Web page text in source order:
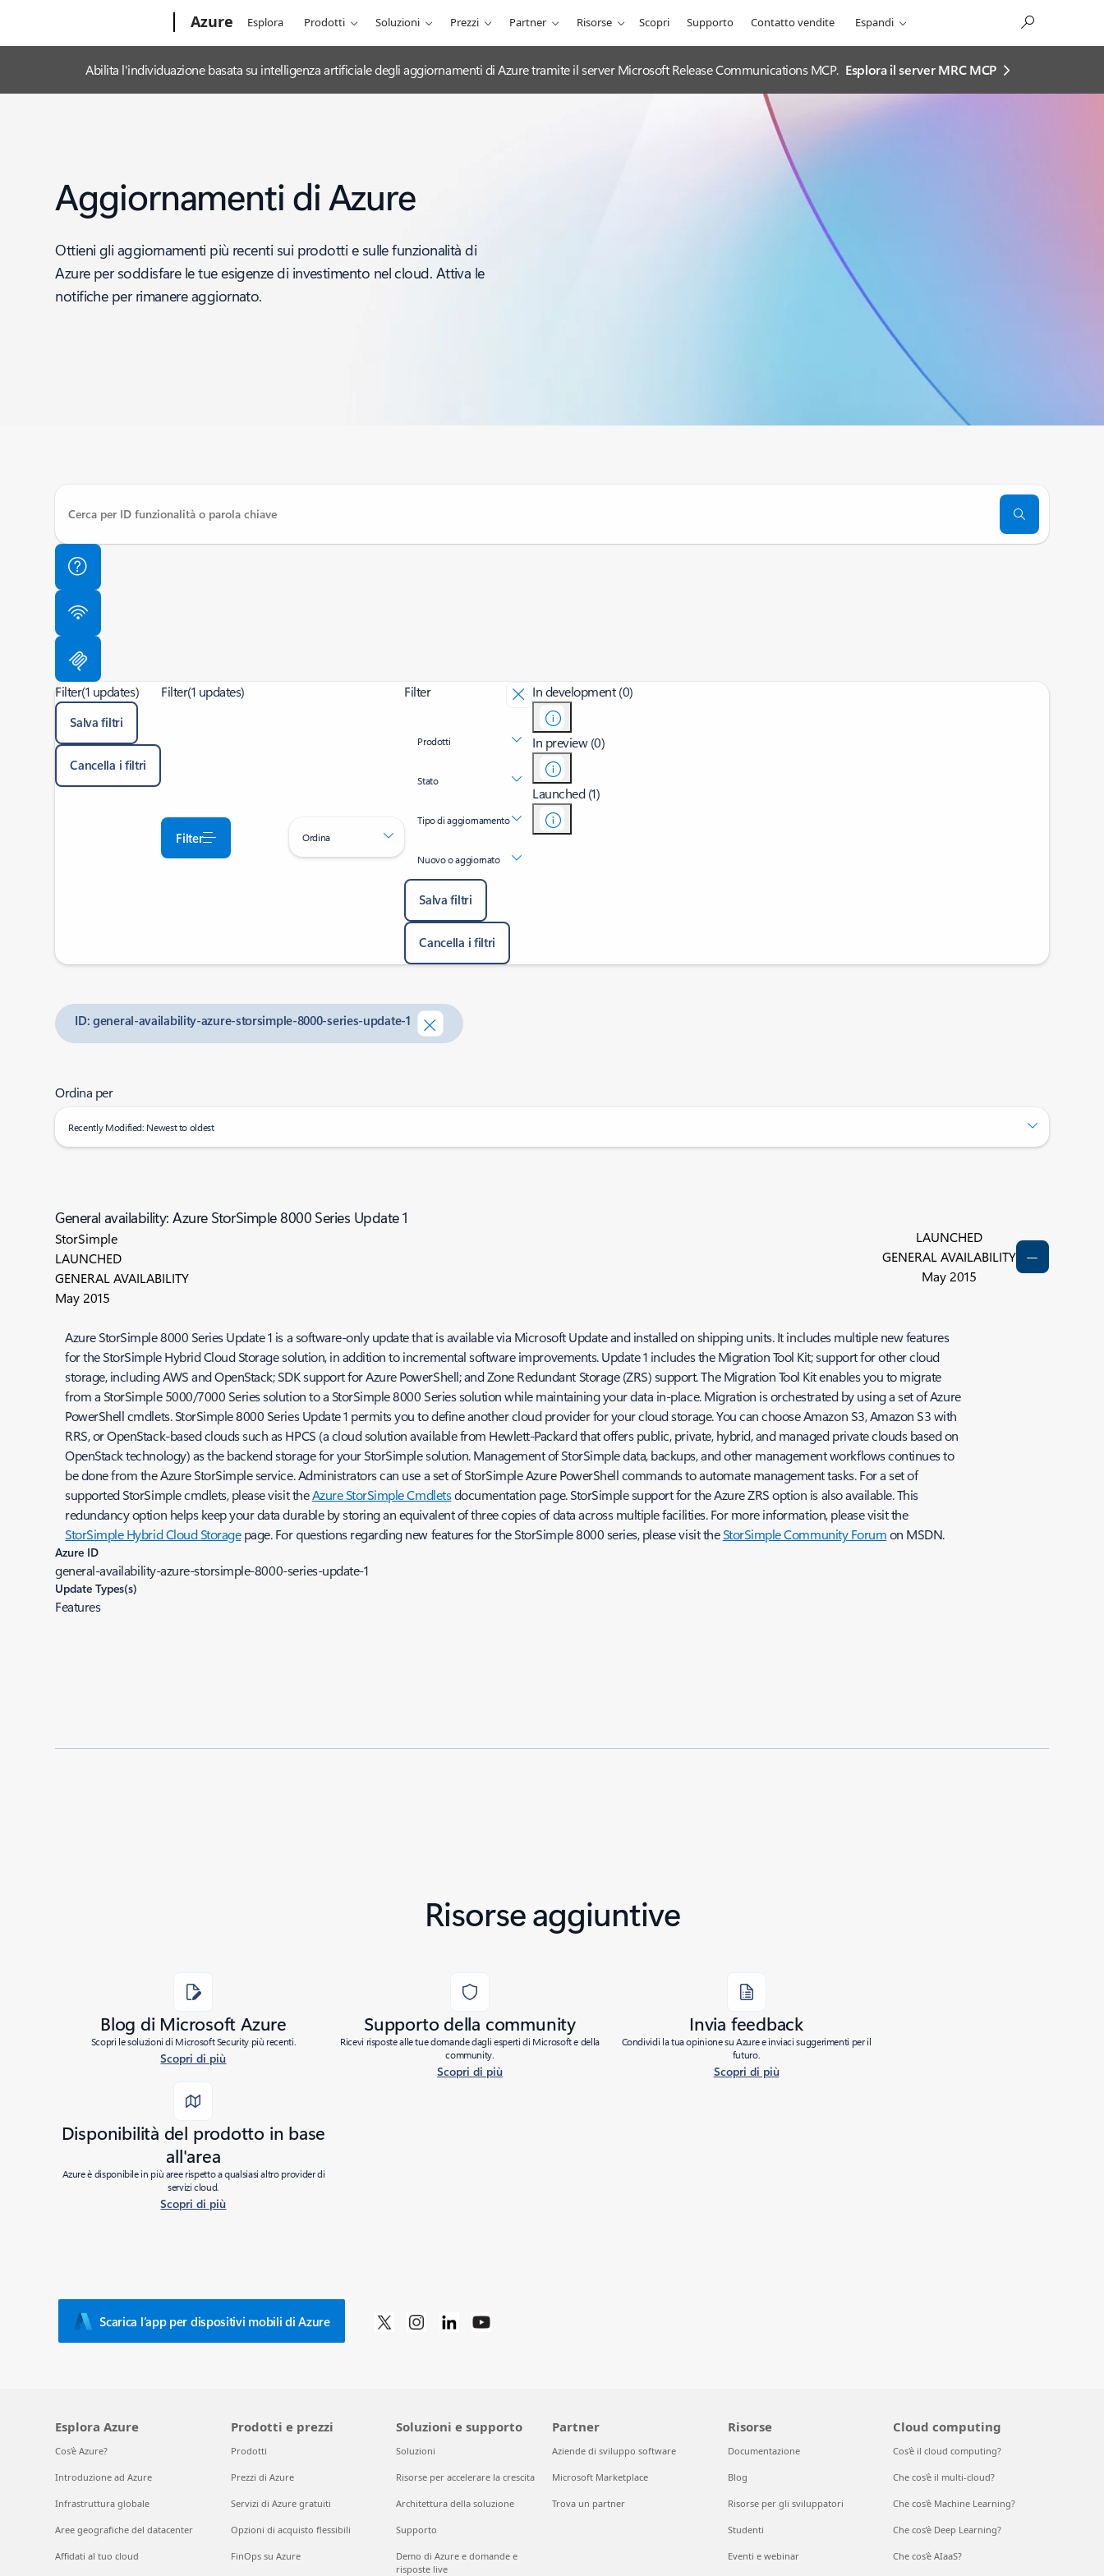
Azure Esplora Prodotti Soluzioni Prezzi Partner Risorse Scopri Supporto Contatto vendite Espandi
Abilita l'individuazione basata su intelligenza artificiale degli aggiornamenti di Azure tramite il server Microsoft Release Communications MCP. Esplora il server MRC MCP
Aggiornamenti di Azure
Ottieni gli aggiornamenti più recenti sui prodotti e sulle funzionalità di
Azure per soddisfare le tue esigenze di investimento nel cloud. Attiva le
notifiche per rimanere aggiornato.
Filter(1 updates)
Salva filtri
Cancella i filtri
Filter(1 updates)
Filter Ordina
Filter
Prodotti
Stato
Tipo di aggiornamento
Nuovo o aggiornato
Salva filtri
Cancella i filtri
In development (0)
In preview (0)
Launched (1)
ID: general-availability-azure-storsimple-8000-series-update-1
Ordina per
Recently Modified: Newest to oldest
General availability: Azure StorSimple 8000 Series Update 1
StorSimple
LAUNCHED
GENERAL AVAILABILITY
May 2015
LAUNCHED
GENERAL AVAILABILITY
May 2015
Azure StorSimple 8000 Series Update 1 is a software-only update that is available via Microsoft Update and installed on shipping units. It includes multiple new features
for the StorSimple Hybrid Cloud Storage solution, in addition to incremental software improvements. Update 1 includes the Migration Tool Kit; support for other cloud
storage, including AWS and OpenStack; SDK support for Azure PowerShell; and Zone Redundant Storage (ZRS) support. The Migration Tool Kit enables you to migrate
from a StorSimple 5000/7000 Series solution to a StorSimple 8000 Series solution while maintaining your data in-place. Migration is orchestrated by using a set of Azure
PowerShell cmdlets. StorSimple 8000 Series Update 1 permits you to define another cloud provider for your cloud storage. You can choose Amazon S3, Amazon S3 with
RRS, or OpenStack-based clouds such as HPCS (a cloud solution available from Hewlett-Packard that offers public, private, hybrid, and managed private clouds based on
OpenStack technology) as the backend storage for your StorSimple solution. Management of StorSimple data, backups, and other management workflows continues to
be done from the Azure StorSimple service. Administrators can use a set of StorSimple Azure PowerShell commands to automate management tasks. For a set of
supported StorSimple cmdlets, please visit theAzure StorSimple Cmdletsdocumentation page. StorSimple support for the Azure ZRS option is also available. This
redundancy option helps keep your data durable by storing an equivalent of three copies of data across multiple facilities. For more information, please visit the
StorSimple Hybrid Cloud Storagepage. For questions regarding new features for the StorSimple 8000 series, please visit theStorSimple Community Forumon MSDN.
Azure ID
general-availability-azure-storsimple-8000-series-update-1
Update Types(s)
Features
Risorse aggiuntive
Blog di Microsoft Azure
Scopri le soluzioni di Microsoft Security più recenti.
Scopri di più
Supporto della community
Ricevi risposte alle tue domande dagli esperti di Microsoft e della
community.
Scopri di più
Invia feedback
Condividi la tua opinione su Azure e inviaci suggerimenti per il
futuro.
Scopri di più
Disponibilità del prodotto in base
all'area
Azure è disponibile in più aree rispetto a qualsiasi altro provider di
servizi cloud.
Scopri di più
Scarica l’app per dispositivi mobili di Azure
Esplora Azure
Cos'è Azure?
Introduzione ad Azure
Infrastruttura globale
Aree geografiche del datacenter
Affidati al tuo cloud
Prodotti e prezzi
Prodotti
Prezzi di Azure
Servizi di Azure gratuiti
Opzioni di acquisto flessibili
FinOps su Azure
Soluzioni e supporto
Soluzioni
Risorse per accelerare la crescita
Architettura della soluzione
Supporto
Demo di Azure e domande e
risposte live
Partner
Aziende di sviluppo software
Microsoft Marketplace
Trova un partner
Risorse
Documentazione
Blog
Risorse per gli sviluppatori
Studenti
Eventi e webinar
Cloud computing
Cos'è il cloud computing?
Che cos'è il multi-cloud?
Che cos'è Machine Learning?
Che cos’è Deep Learning?
Che cos'è AIaaS?